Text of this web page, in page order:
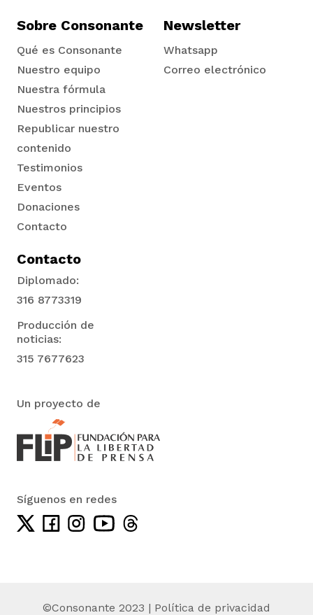
Sobre Consonante
Qué es Consonante
Nuestro equipo
Nuestra fórmula
Nuestros principios
Republicar nuestro
contenido
Testimonios
Eventos
Donaciones
Contacto
Newsletter
Whatsapp
Correo electrónico
Contacto
Diplomado:
316 8773319
Producción de
noticias:
315 7677623
Un proyecto de
Síguenos en redes
©Consonante 2023 | Política de privacidad